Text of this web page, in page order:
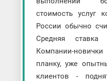
стоимость услуг
России обычно
Средняя
Компании-
планку, уже
клиентов -